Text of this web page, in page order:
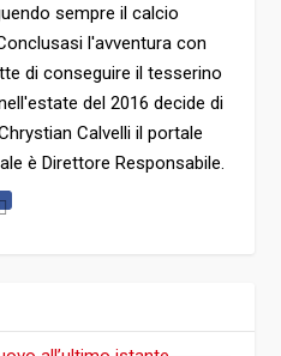
sempre il calcio
l'avventura con
di conseguire il tesserino
del 2016 decide di
Calvelli il portale
è Direttore Responsabile.